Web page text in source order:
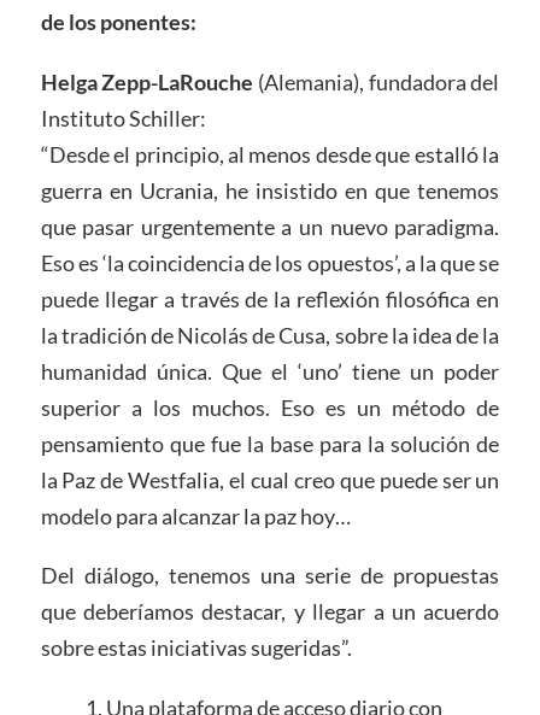
de los ponentes:
Helga Zepp-LaRouche (Alemania), fundadora del
Instituto Schiller:
“Desde el principio, al menos desde que estalló la
guerra en Ucrania, he insistido en que tenemos
que pasar urgentemente a un nuevo paradigma.
Eso es ‘la coincidencia de los opuestos’, a la que se
puede llegar a través de la reflexión filosófica en
la tradición de Nicolás de Cusa, sobre la idea de la
humanidad única. Que el ‘uno’ tiene un poder
superior a los muchos. Eso es un método de
pensamiento que fue la base para la solución de
la Paz de Westfalia, el cual creo que puede ser un
modelo para alcanzar la paz hoy…
Del diálogo, tenemos una serie de propuestas
que deberíamos destacar, y llegar a un acuerdo
sobre estas iniciativas sugeridas”.
Una plataforma de acceso diario con